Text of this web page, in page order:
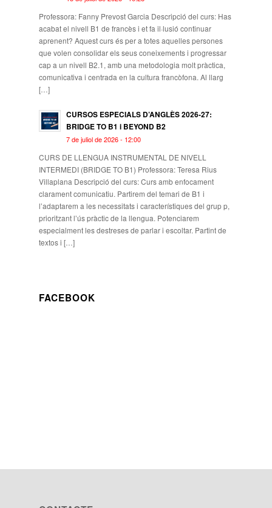
Professora: Fanny Prevost Garcia Descripció del curs: Has
acabat el nivell B1 de francès i et fa il·lusió continuar
aprenent? Aquest curs és per a totes aquelles persones
que volen consolidar els seus coneixements i progressar
cap a un nivell B2.1, amb una metodologia molt pràctica,
comunicativa i centrada en la cultura francòfona. Al llarg
[…]
CURSOS ESPECIALS D’ANGLÈS 2026-27:
BRIDGE TO B1 i BEYOND B2
7 de juliol de 2026 - 12:00
CURS DE LLENGUA INSTRUMENTAL DE NIVELL
INTERMEDI (BRIDGE TO B1) Professora: Teresa Rius
Villaplana Descripció del curs: Curs amb enfocament
clarament comunicatiu. Partirem del temari de B1 i
l’adaptarem a les necessitats i característiques del grup p,
prioritzant l’ús pràctic de la llengua. Potenciarem
especialment les destreses de parlar i escoltar. Partint de
textos i […]
FACEBOOK